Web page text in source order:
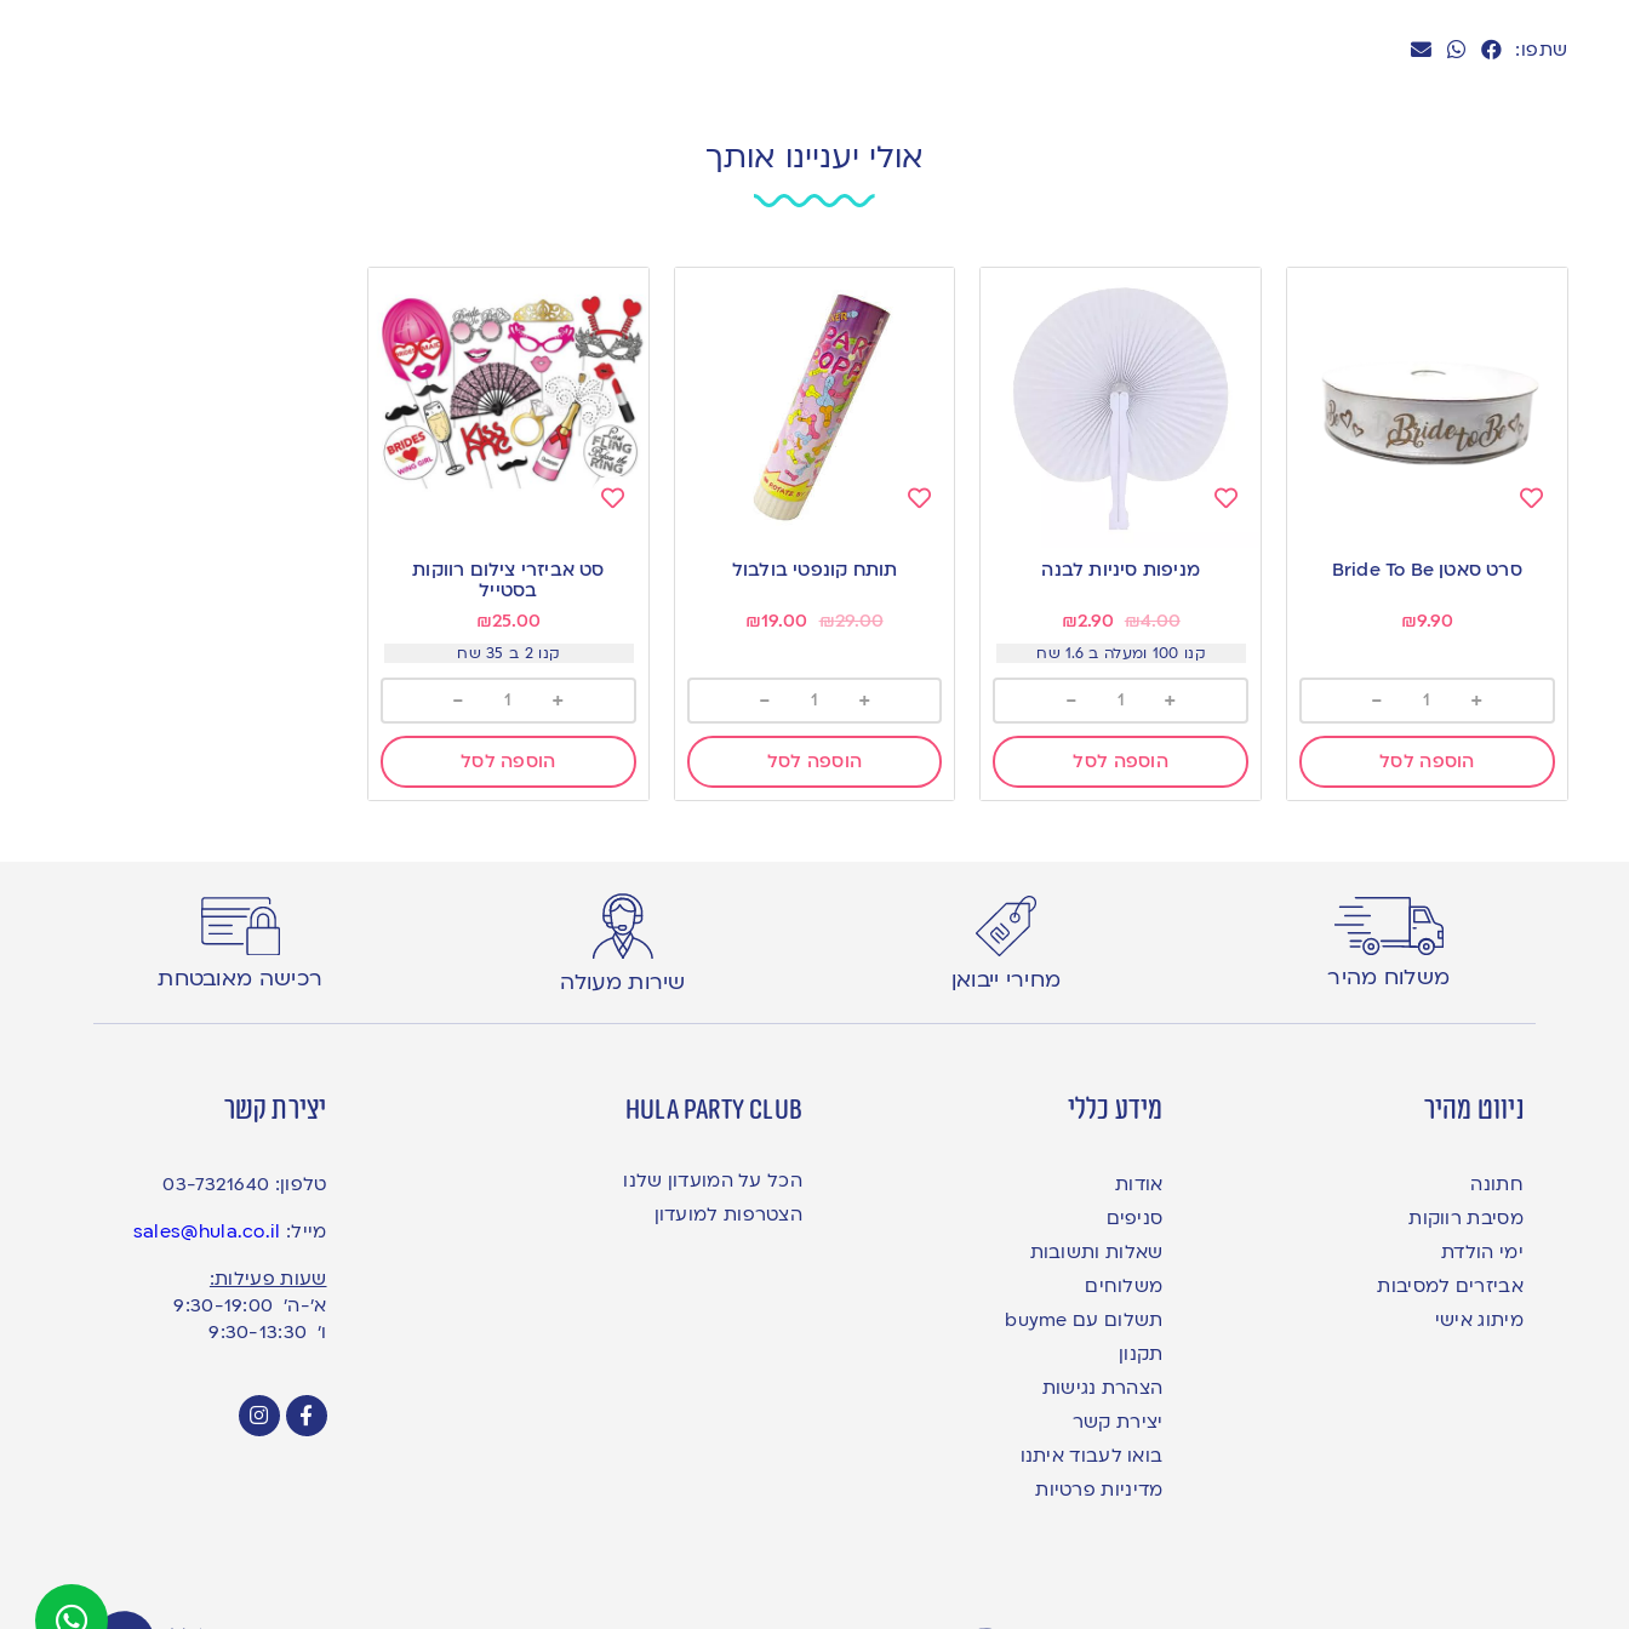
שתפו:
אולי יעניינו אותך
סרט סאטן Bride To Be
₪9.90
+
-
הוספה לסל
מניפות סיניות לבנה
₪4.00
₪2.90
קנו 100 ומעלה ב 1.6 שח
+
-
הוספה לסל
תותח קונפטי בולבול
₪29.00
₪19.00
+
-
הוספה לסל
סט אביזרי צילום רווקות
בסטייל
₪25.00
קנו 2 ב 35 שח
+
-
הוספה לסל
משלוח מהיר מחירי ייבואן שירות מעולה רכישה מאובטחת
ניווט מהיר
חתונה
מסיבת רווקות
ימי הולדת
אביזרים למסיבות
מיתוג אישי
מידע כללי
אודות
סניפים
שאלות ותשובות
משלוחים
תשלום עם buyme
תקנון
הצהרת נגישות
יצירת קשר
בואו לעבוד איתנו
מדיניות פרטיות
hula party club
הכל על המועדון שלנו
הצטרפות למועדון
יצירת קשר
טלפון: 03-7321640
מייל: sales@hula.co.il
שעות פעילות:
א’-ה’ 9:30-19:00
ו׳ 9:30-13:30